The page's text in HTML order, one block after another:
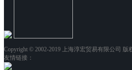
Copyright © 2002-2019 上海淳宏贸易有限公司 版
友情链接：